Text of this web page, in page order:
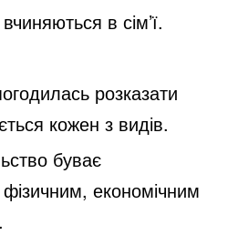
в сім’ї.
розказати
кожен з видів.
буває
економічним